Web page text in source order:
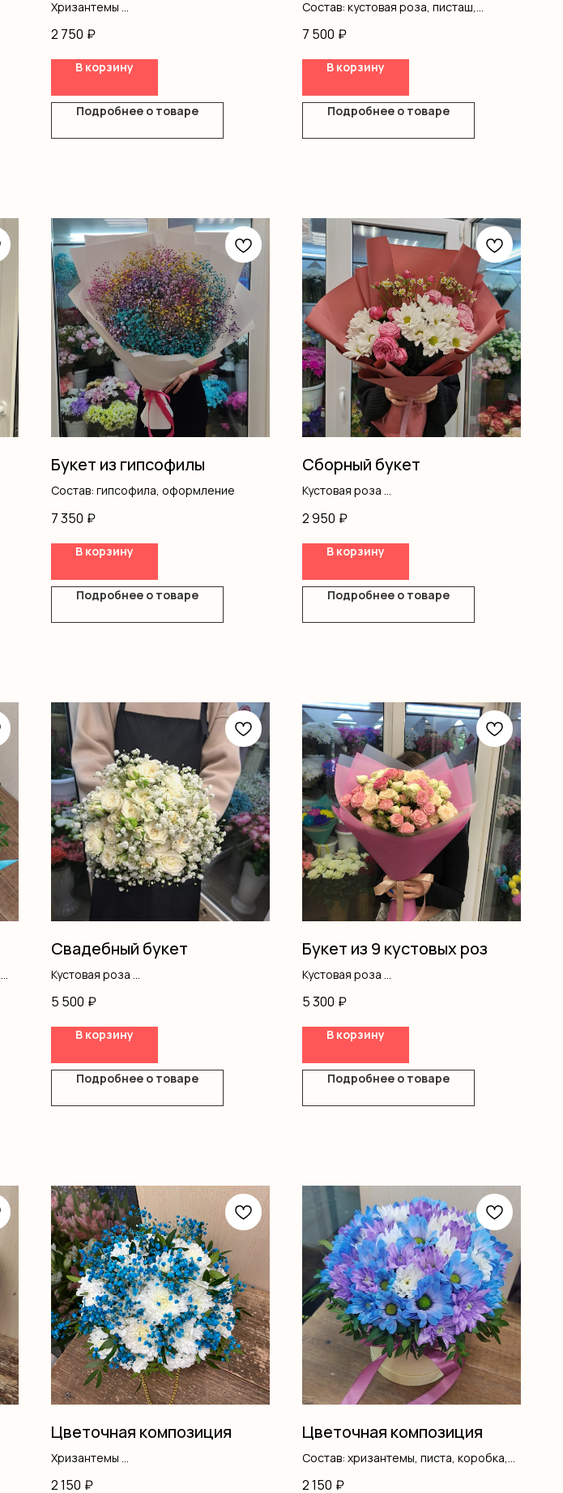
Хризантемы
Гипсофила
Оформление
2 750 ₽
В корзину
Подробнее о товаре
Состав: кустовая роза, писташ,
7 500 ₽
В корзину
Подробнее о товаре
Букет из гипсофилы
Состав: гипсофила, оформление
7 350 ₽
В корзину
Подробнее о товаре
Сборный букет
Кустовая роза
Танацетум
Оформление
2 950 ₽
В корзину
Подробнее о товаре
Свадебный букет
Кустовая роза
Писташ
Лента
5 500 ₽
В корзину
Подробнее о товаре
Букет из 9 кустовых роз
Кустовая роза
5 300 ₽
В корзину
Подробнее о товаре
Цветочная композиция
Хризантемы
2 150 ₽
Цветочная композиция
Состав: хризантемы, писта, коробка,
2 150 ₽